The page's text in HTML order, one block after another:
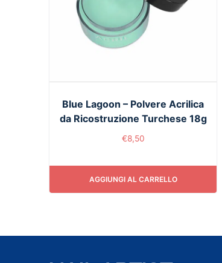
Blue Lagoon – Polvere Acrilica
da Ricostruzione Turchese 18g
€8,50
AGGIUNGI AL CARRELLO